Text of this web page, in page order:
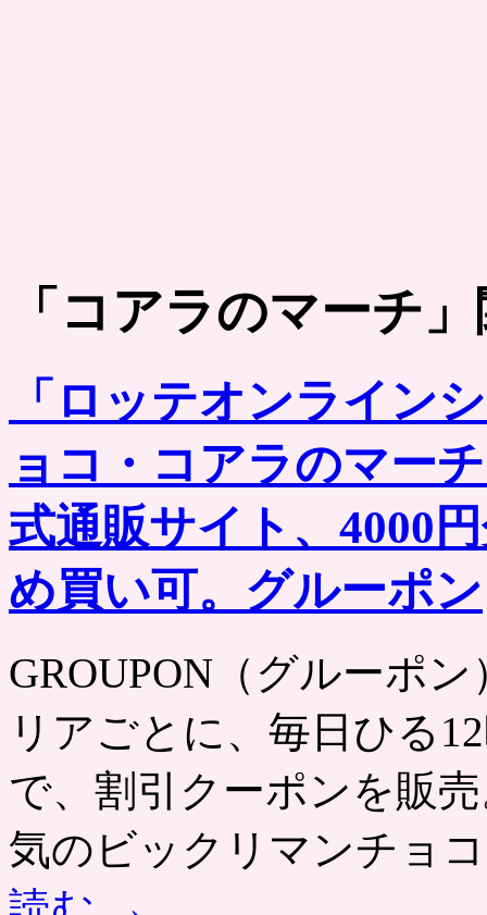
「 コアラのマーチ
「ロッテオンライン
ョコ・コアラのマー
式通販サイト、4000
め買い可。グルーポン
GROUPON（グルーポ
リアごとに、毎日ひる
で、割引クーポンを販
気のビックリマンチョ